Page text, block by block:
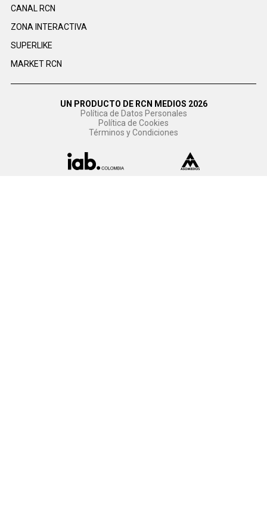
CANAL RCN
ZONA INTERACTIVA
SUPERLIKE
MARKET RCN
UN PRODUCTO DE RCN MEDIOS 2026
Política de Datos Personales
Política de Cookies
Términos y Condiciones